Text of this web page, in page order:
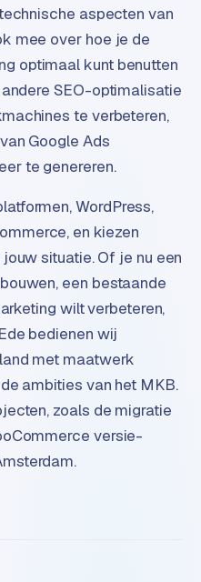
aspecten van
mee over hoe je de
optimaal kunt benutten
SEO-optimalisatie
te verbeteren,
Google Ads
te genereren.
WordPress,
en kiezen
situatie. Of je nu een
een bestaande
wilt verbeteren,
bedienen wij
met maatwerk
ambities van het MKB.
zoals de migratie
versie-